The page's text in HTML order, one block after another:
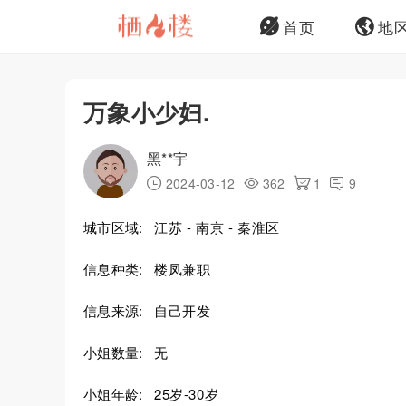
首页 地
万象小少妇.
黑**宇
2024-03-12 362 1 9
城市区域: 江苏 - 南京 - 秦淮区
信息种类: 楼凤兼职
信息来源: 自己开发
小姐数量: 无
小姐年龄: 25岁-30岁